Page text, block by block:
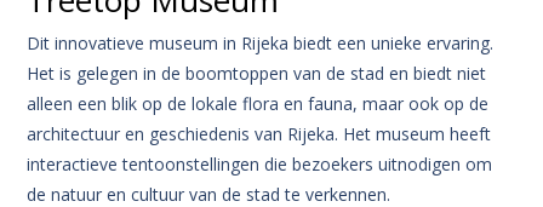
Dit innovatieve museum in Rijeka biedt een unieke ervaring.
Het is gelegen in de boomtoppen van de stad en biedt niet
alleen een blik op de lokale flora en fauna, maar ook op de
architectuur en geschiedenis van Rijeka. Het museum heeft
interactieve tentoonstellingen die bezoekers uitnodigen om
de natuur en cultuur van de stad te verkennen.